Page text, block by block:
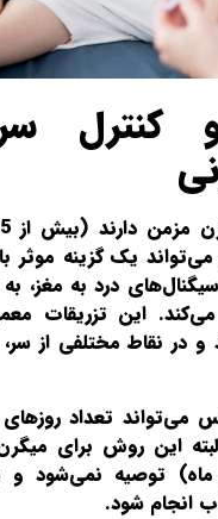
کنترل
یک گزینه موثر
درد به مغز،
این تزریقات
و در نقاط مختلفی از
این روش برای
15 روز در ماه) توصیه
انجام شود.